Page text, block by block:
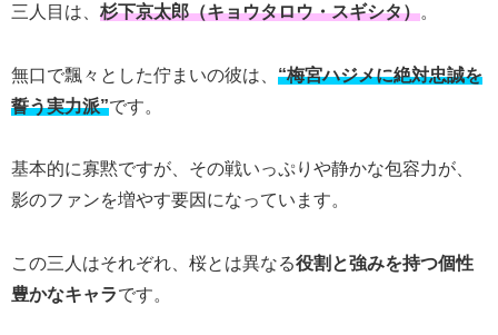
三人目は、 杉下京太郎（キョウタロウ・スギシタ）。
無口で飄々とした佇まいの彼は、 “梅宮ハジメに絶対忠誠を
誓う実力派”です。
基本的に寡黙ですが、その戦いっぷりや静かな包容力が、
影のファンを増やす要因になっています。
この三人はそれぞれ、桜とは異なる役割と強みを持つ個性
豊かなキャラです。